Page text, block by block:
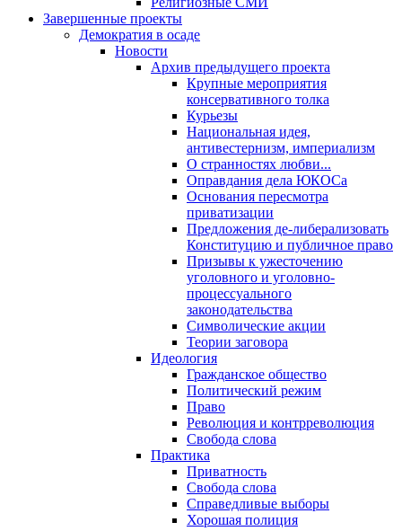
Завершенные проекты
Демократия в осаде
Новости
Архив предыдущего проекта
Крупные мероприятия
консервативного толка
Курьезы
Национальная идея,
антивестернизм, империализм
О странностях любви...
Оправдания дела ЮКОСа
Основания пересмотра
приватизации
Предложения де-либерализовать
Конституцию и публичное право
Призывы к ужесточению
уголовного и уголовно-
процессуального
законодательства
Символические акции
Теории заговора
Идеология
Гражданское общество
Политический режим
Право
Революция и контрреволюция
Свобода слова
Практика
Приватность
Свобода слова
Справедливые выборы
Хорошая полиция